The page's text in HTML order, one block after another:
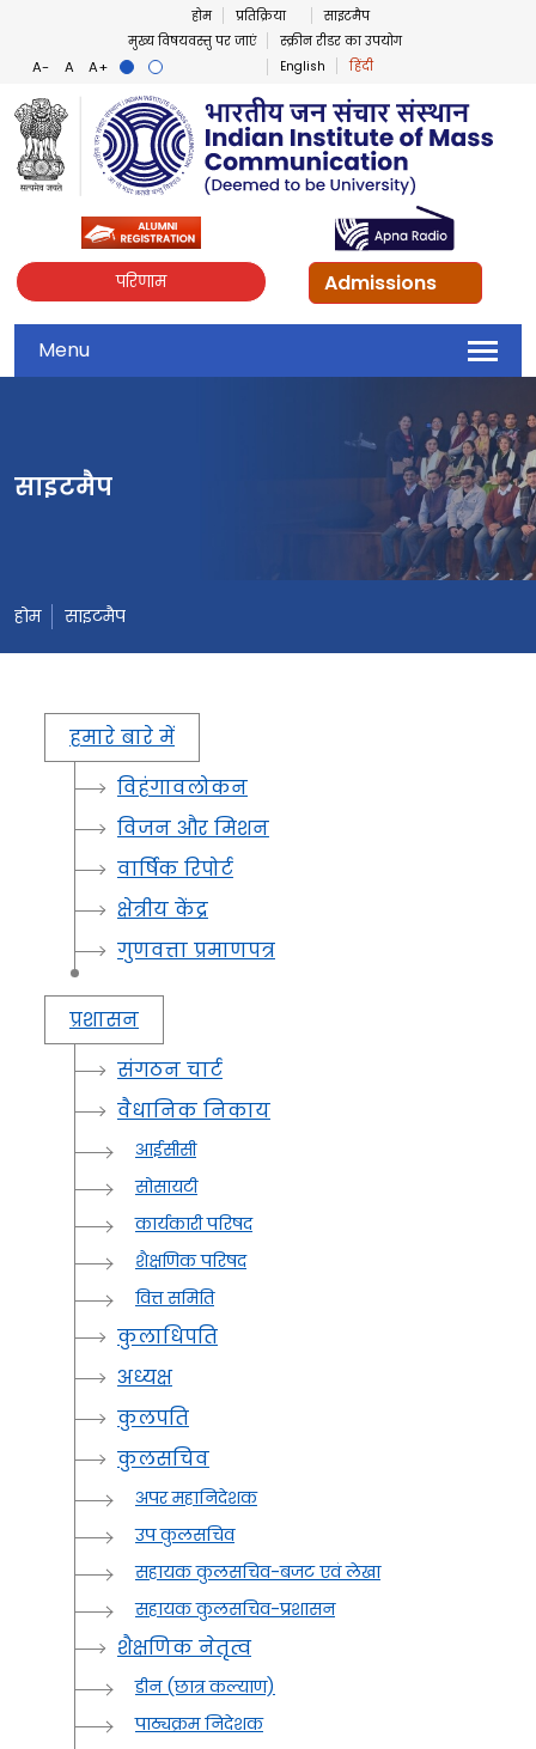
होम प्रतिक्रिया
साइटमैप
मुख्य विषयवस्तु पर जाएं
स्क्रीन रीडर का उपयोग
English
हिंदी
परिणाम Admissions
Menu
साइटमैप
होम साइटमैप
हमारे बारे में
विहंगावलोकन
विजन और मिशन
वार्षिक रिपोर्ट
क्षेत्रीय केंद्र
गुणवत्ता प्रमाणपत्र
प्रशासन
संगठन चार्ट
वैधानिक निकाय
आईसीसी
सोसायटी
कार्यकारी परिषद
शैक्षणिक परिषद
वित्त समिति
कुलाधिपति
अध्यक्ष
कुलपति
कुलसचिव
अपर महानिदेशक
उप कुलसचिव
सहायक कुलसचिव-बजट एवं लेखा
सहायक कुलसचिव-प्रशासन
शैक्षणिक नेतृत्व
डीन (छात्र कल्याण)
पाठ्यक्रम निदेशक